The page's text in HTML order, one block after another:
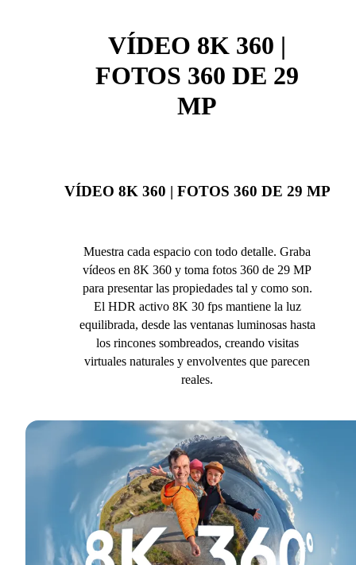
VÍDEO 8K 360 |
FOTOS 360 DE 29
MP
VÍDEO 8K 360 | FOTOS 360 DE 29 MP
Muestra cada espacio con todo detalle. Graba
vídeos en 8K 360 y toma fotos 360 de 29 MP
para presentar las propiedades tal y como son.
El HDR activo 8K 30 fps mantiene la luz
equilibrada, desde las ventanas luminosas hasta
los rincones sombreados, creando visitas
virtuales naturales y envolventes que parecen
reales.